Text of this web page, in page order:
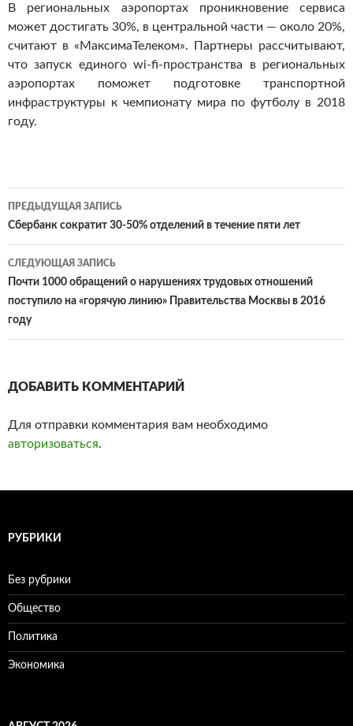
В региональных аэропортах проникновение сервиса
может достигать 30%, в центральной части — около 20%,
считают в «МаксимаТелеком». Партнеры рассчитывают,
что запуск единого wi-fi-пространства в региональных
аэропортах поможет подготовке транспортной
инфраструктуры к чемпионату мира по футболу в 2018
году.
Навигация
по
записям
ПРЕДЫДУЩАЯ ЗАПИСЬ
Сбербанк сократит 30-50% отделений в течение пяти лет
СЛЕДУЮЩАЯ ЗАПИСЬ
Почти 1000 обращений о нарушениях трудовых отношений
поступило на «горячую линию» Правительства Москвы в 2016
году
ДОБАВИТЬ КОММЕНТАРИЙ
Для отправки комментария вам необходимо
авторизоваться.
РУБРИКИ
Без рубрики
Общество
Политика
Экономика